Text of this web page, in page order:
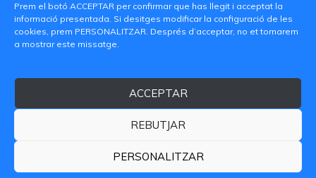
Prem el botó ACCEPTAR per confirmar que has llegit i acceptat la
informació presentada. Si desitges modificar la configuració de les
cookies, prem PERSONALITZAR. Després d’acceptar, no et tornarem
a mostrar este missatge.
ACCEPTAR
REBUTJAR
PERSONALITZAR
+34 962849333
DE VALÈNCIA
Avís legalPolítica de privacitat